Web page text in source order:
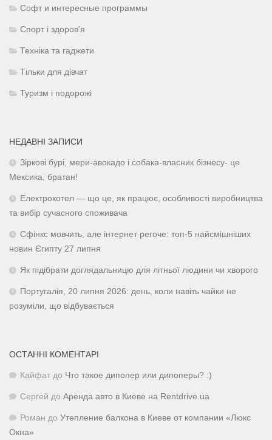
Софт и интересные программы
Спорт і здоров'я
Техніка та гаджети
Тільки для дівчат
Туризм і подорожі
НЕДАВНІ ЗАПИСИ
Зіркові бурі, мери-авокадо і собака-власник бізнесу- це
Мексика, братан!
Електрокотел — що це, як працює, особливості виробництва
та вибір сучасного споживача
Сфінкс мовчить, але інтернет регоче: топ-5 найсмішніших
новин Єгипту 27 липня
Як підібрати доглядальницю для літньої людини чи хворого
Португалія, 20 липня 2026: день, коли навіть чайки не
розуміли, що відбувається
ОСТАННІ КОМЕНТАРІ
Кайфат до Что такое дипопер или дипоперы? :)
Сергей до Аренда авто в Киеве на Rentdrive.ua
Роман до Утепление балкона в Киеве от компании «Люкс
Окна»